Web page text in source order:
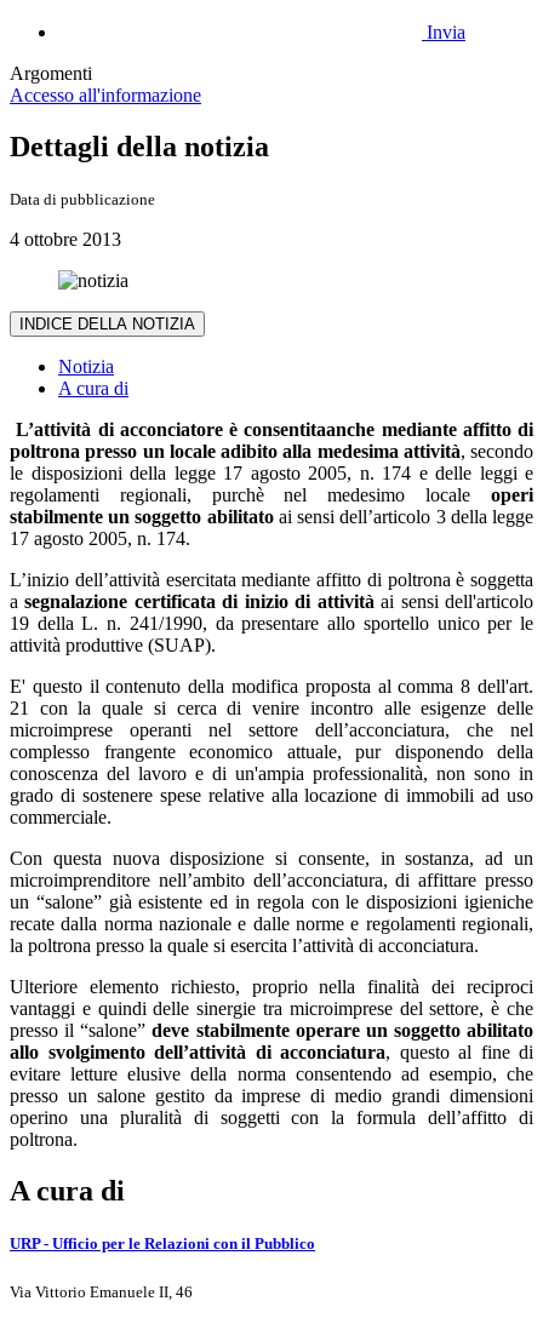
Invia
Argomenti
Accesso all'informazione
Dettagli della notizia
Data di pubblicazione
4 ottobre 2013
INDICE DELLA NOTIZIA
Notizia
A cura di
L’attività di acconciatore è consentitaanche mediante affitto di
poltrona presso un locale adibito alla medesima attività, secondo
le disposizioni della legge 17 agosto 2005, n. 174 e delle leggi e
regolamenti regionali, purchè nel medesimo locale operi
stabilmente un soggetto abilitatoai sensi dell’articolo 3 della legge
17 agosto 2005, n. 174.
L’inizio dell’attività esercitata mediante affitto di poltrona è soggetta
asegnalazione certificata di inizio di attività ai sensi dell'articolo
19 della L. n. 241/1990, da presentare allo sportello unico per le
attività produttive (SUAP).
E' questo il contenuto della modifica proposta al comma 8 dell'art.
21 con la quale si cerca di venire incontro alle esigenze delle
microimprese operanti nel settore dell’acconciatura, che nel
complesso frangente economico attuale, pur disponendo della
conoscenza del lavoro e di un'ampia professionalità, non sono in
grado di sostenere spese relative alla locazione di immobili ad uso
commerciale.
Con questa nuova disposizione si consente, in sostanza, ad un
microimprenditore nell’ambito dell’acconciatura, di affittare presso
un “salone” già esistente ed in regola con le disposizioni igieniche
recate dalla norma nazionale e dalle norme e regolamenti regionali,
la poltrona presso la quale si esercita l’attività di acconciatura.
Ulteriore elemento richiesto, proprio nella finalità dei reciproci
vantaggi e quindi delle sinergie tra microimprese del settore, è che
presso il “salone”deve stabilmente operare un soggetto abilitato
allo svolgimento dell’attività di acconciatura, questo al fine di
evitare letture elusive della norma consentendo ad esempio, che
presso un salone gestito da imprese di medio grandi dimensioni
operino una pluralità di soggetti con la formula dell’affitto di
poltrona.
A cura di
URP - Ufficio per le Relazioni con il Pubblico
Via Vittorio Emanuele II, 46